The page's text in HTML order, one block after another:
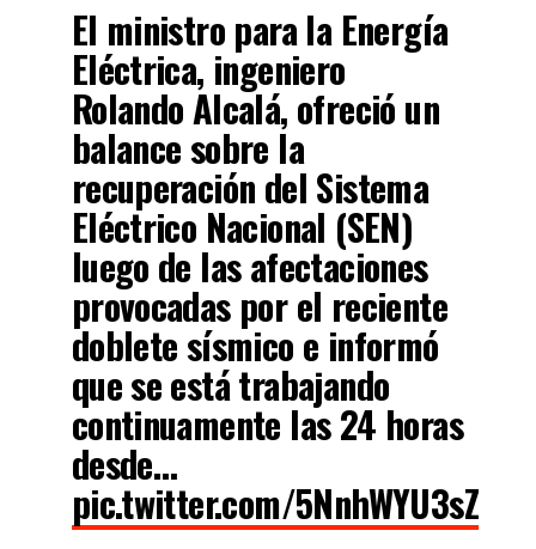
El ministro para la Energía
Eléctrica, ingeniero
Rolando Alcalá, ofreció un
balance sobre la
recuperación del Sistema
Eléctrico Nacional (SEN)
luego de las afectaciones
provocadas por el reciente
doblete sísmico e informó
que se está trabajando
continuamente las 24 horas
desde…
pic.twitter.com/5NnhWYU3sZ